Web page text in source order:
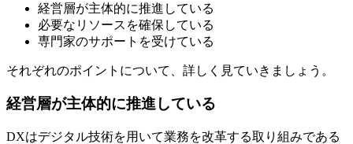
経営層が主体的に推進している
必要なリソースを確保している
専門家のサポートを受けている
それぞれのポイントについて、詳しく見ていきましょう。
経営層が主体的に推進している
DXはデジタル技術を用いて業務を改革する取り組みである